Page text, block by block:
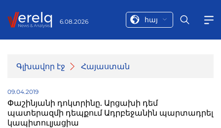
6.08.2026 հայ
Գլխավոր էջ Հայաստան
09.04.2019
Փաշինյանի դոկտրինը. Արցախի դեմ
պատերազմի դեպքում Ադրբեջանին պարտադրել
կապիտուլյացիա